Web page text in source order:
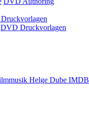
DVD Druckvorlagen
Helge Dube IMDB